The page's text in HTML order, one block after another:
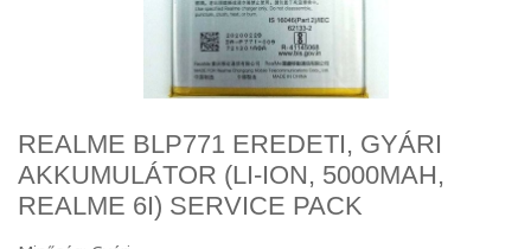
REALME BLP771 EREDETI, GYÁRI
AKKUMULÁTOR (LI-ION, 5000MAH,
REALME 6I) SERVICE PACK